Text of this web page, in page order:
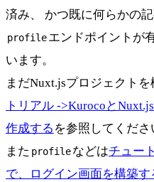
済み、 かつ既に何らかの
profileエンドポイントが
います。
まだNuxt.jsプロジェクトを
トリアル ->Kurocoと
作成する を参照してくださ
また profileなどはチュー
で、ログイン画面を構築す